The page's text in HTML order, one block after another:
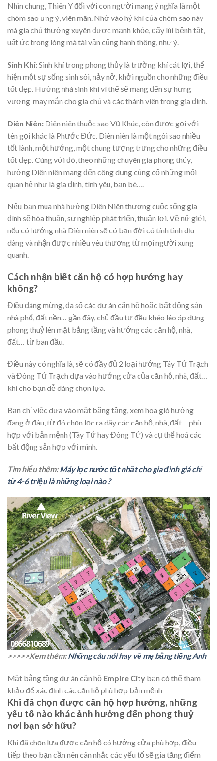
Nhìn chung, Thiên Y đối với con người mang ý nghĩa là một
chòm sao ưng ý, viên mãn. Nhờ vào hỷ khí của chòm sao này
mà gia chủ thường xuyên được mạnh khỏe, đẩy lùi bệnh tật,
uất ức trong lòng mà tài vận cũng hanh thông, như ý.
Sinh Khí:Sinh khí trong phong thủy là trường khí cát lợi, thể
hiện một sự sống sinh sôi, nảy nở, khởi nguồn cho những điều
tốt đẹp. Hướng nhà sinh khí vì thế sẽ mang đến sự hưng
vượng, may mắn cho gia chủ và các thành viên trong gia đình.
Diên Niên: Diên niên thuộc sao Vũ Khúc, còn được gọi với
tên gọi khác là Phước Đức. Diên niên là một ngôi sao nhiều
tốt lành, một hướng, một chung tượng trưng cho những điều
tốt đẹp. Cùng với đó, theo những chuyên gia phong thủy,
hướng Diên niên mang đến công dụng củng cố những mối
quan hệ như là gia đình, tình yêu, bạn bè….
Nếu bạn mua nhà hướng Diên Niên thường cuộc sống gia
đình sẽ hòa thuận, sự nghiệp phát triển, thuận lợi. Về nữ giới,
nếu có hướng nhà Diên niên sẽ có bạn đời có tính tình dịu
dàng và nhận được nhiều yêu thương từ mọi người xung
quanh.
Cách nhận biết căn hộ có hợp hướng hay
không?
Điều đáng mừng, đa số các dự án căn hộ hoặc bất động sản
nhà phố, đất nền… gần đây, chủ đầu tư đều khéo léo áp dụng
phong thuỷ lên mặt bằng tầng và hướng các căn hộ, nhà,
đất… từ ban đầu.
Điều này có nghĩa là, sẽ có đầy đủ 2 loại hướng Tây Tứ Trạch
và Đông Tứ Trạch dựa vào hướng cửa của căn hộ, nhà, đất…
khi cho bạn dễ dàng chọn lựa.
Bạn chỉ việc dựa vào mặt bằng tầng, xem hoa gió hướng
đang ở đâu, từ đó chọn lọc ra dãy các căn hộ, nhà, đất… phù
hợp với bản mệnh (Tây Tứ hay Đông Tứ) và cụ thể hoá các
bất động sản hợp với mình.
Tìm hiểu thêm:Máy lọc nước tốt nhất cho gia đình giá chỉ
từ 4-6 triệu là những loại nào ?
>>>>>Xem thêm:Những câu nói hay về mẹ bằng tiếng Anh
Mặt bằng tầng dự án căn hộ Empire City bạn có thể tham
khảo để xác định các căn hộ phù hợp bản mệnh
Khi đã chọn được căn hộ hợp hướng, những
yếu tố nào khác ảnh hưởng đến phong thuỷ
nơi bạn sở hữu?
Khi đã chọn lựa được căn hộ có hướng cửa phù hợp, điều
tiếp theo bạn cần nên cân nhắc các yếu tố sẽ gia tăng điểm